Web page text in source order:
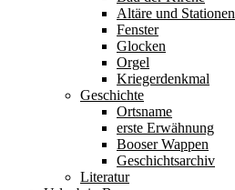
Altäre und Stationen
Fenster
Glocken
Orgel
Kriegerdenkmal
Geschichte
Ortsname
erste Erwähnung
Booser Wappen
Geschichtsarchiv
Literatur